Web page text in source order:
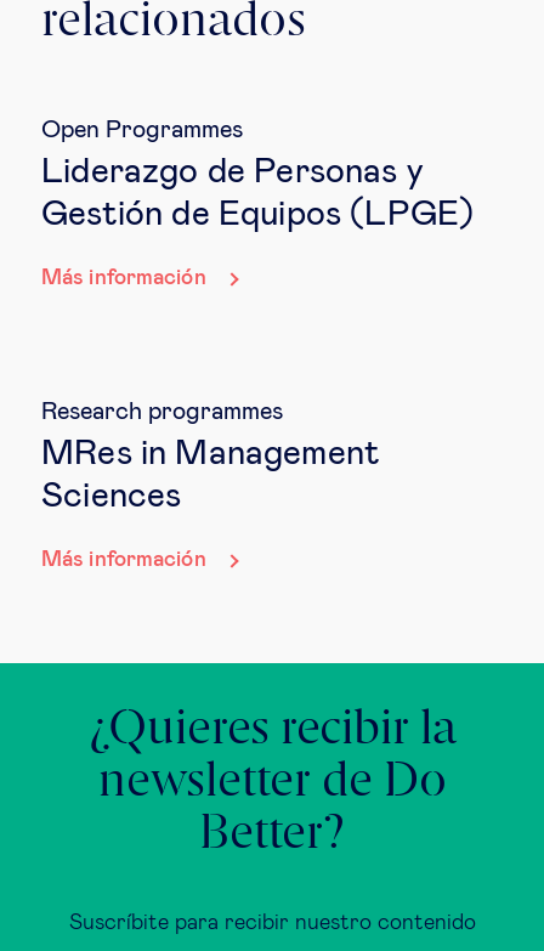
relacionados
Open Programmes
Liderazgo de Personas y
Gestión de Equipos (LPGE)
Más información
Research programmes
MRes in Management
Sciences
Más información
¿Quieres recibir la
newsletter de Do
Better?
Suscríbite para recibir nuestro contenido